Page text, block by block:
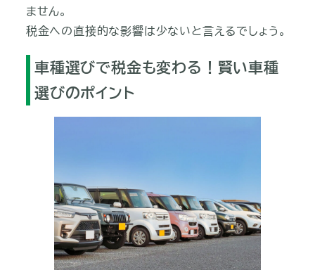
ません。
税金への直接的な影響は少ないと言えるでしょう。
車種選びで税金も変わる！賢い車種
選びのポイント